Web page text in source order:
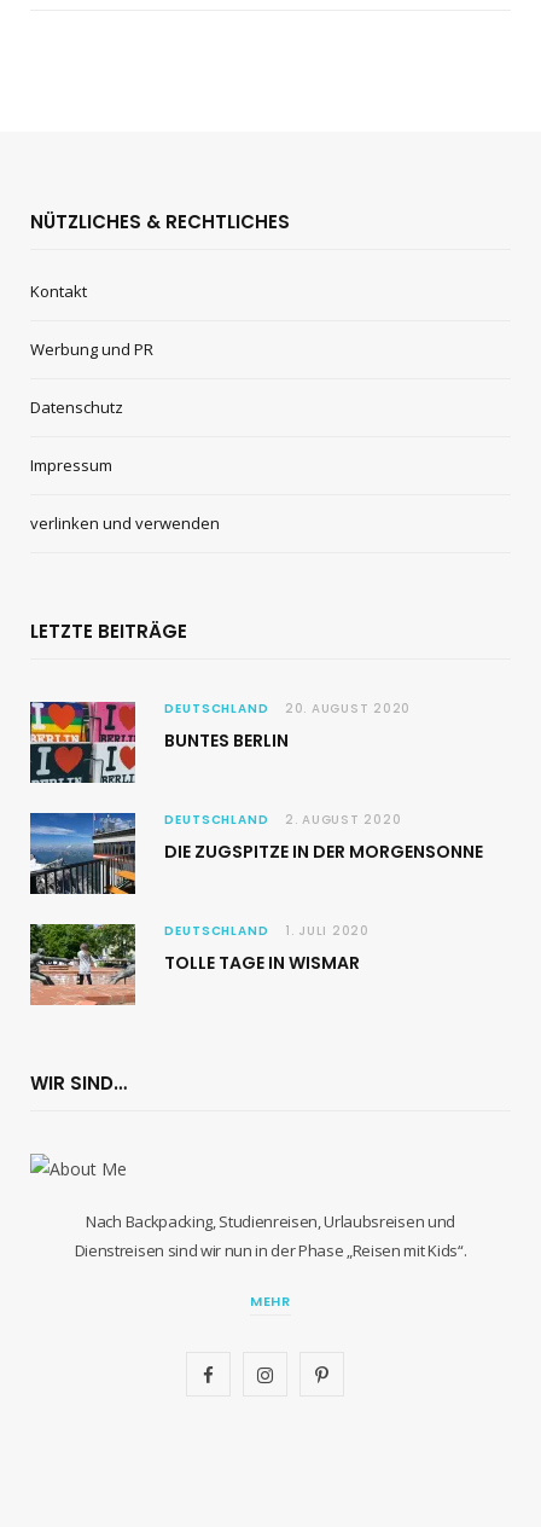
NÜTZLICHES & RECHTLICHES
Kontakt
Werbung und PR
Datenschutz
Impressum
verlinken und verwenden
LETZTE BEITRÄGE
DEUTSCHLAND 20. AUGUST 2020
BUNTES BERLIN
DEUTSCHLAND 2. AUGUST 2020
DIE ZUGSPITZE IN DER MORGENSONNE
DEUTSCHLAND 1. JULI 2020
TOLLE TAGE IN WISMAR
WIR SIND…
Nach Backpacking, Studienreisen, Urlaubsreisen und
Dienstreisen sind wir nun in der Phase „Reisen mit Kids“.
MEHR
F
I
P